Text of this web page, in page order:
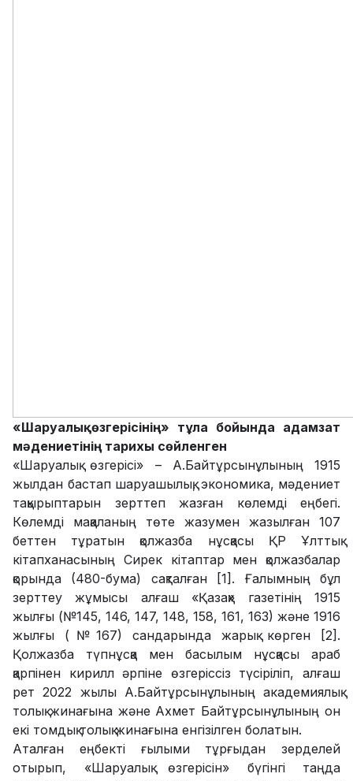
«Шаруалық өзгерісінің» тұла бойында адамзат
мәдениетінің тарихы сөйленген
«Шаруалық өзгерісі» – А.Байтұрсынұлының 1915
жылдан бастап шаруашылық, экономика, мәдениет
тақырыптарын зерттеп жазған көлемді еңбегі.
Көлемді мақаланың төте жазумен жазылған 107
беттен тұратын қолжазба нұсқасы ҚР Ұлттық
кітапханасының Сирек кітаптар мен қолжазбалар
қорында (480-бума) сақталған [1]. Ғалымның бұл
зерттеу жұмысы алғаш «Қазақ» газетінің 1915
жылғы (№145, 146, 147, 148, 158, 161, 163) және 1916
жылғы (№167) сандарында жарық көрген [2].
Қолжазба түпнұсқа мен басылым нұсқасы араб
қарпінен кирилл әрпіне өзгеріссіз түсіріліп, алғаш
рет 2022 жылы А.Байтұрсынұлының академиялық
толық жинағына және Ахмет Байтұрсынұлының он
екі томдық толық жинағына енгізілген болатын.
Аталған еңбекті ғылыми тұрғыдан зерделей
отырып, «Шаруалық өзгерісін» бүгінгі таңда